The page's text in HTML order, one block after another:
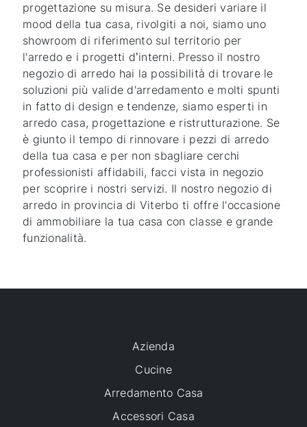
progettazione su misura. Se desideri variare il
mood della tua casa, rivolgiti a noi, siamo uno
showroom di riferimento sul territorio per
l'arredo e i progetti d’interni. Presso il nostro
negozio di arredo hai la possibilità di trovare le
soluzioni più valide d'arredamento e molti spunti
in fatto di design e tendenze, siamo esperti in
arredo casa, progettazione e ristrutturazione. Se
è giunto il tempo di rinnovare i pezzi di arredo
della tua casa e per non sbagliare cerchi
professionisti affidabili, facci vista in negozio
per scoprire i nostri servizi. Il nostro negozio di
arredo in provincia di Viterbo ti offre l'occasione
di ammobiliare la tua casa con classe e grande
funzionalità.
Azienda
Cucine
Arredamento Casa
Accessori Casa